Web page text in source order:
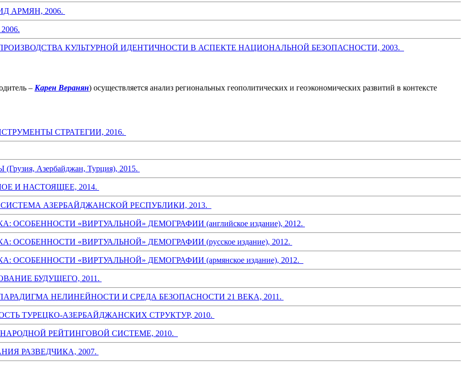
АРМЯН, 2006.
КУЛЬТУРНОЙ ИДЕНТИЧНОСТИ В АСПЕКТЕ НАЦИОНАЛЬНОЙ БЕЗОПАСНОСТИ, 2003.
– Карен Веранян) осуществляется анализ региональных геополитических и геоэкономических развитий в контексте
СТРАТЕГИИ, 2016.
Азербайджан, Турция), 2015.
И НАСТОЯЩЕЕ, 2014.
АЗЕРБАЙДЖАНСКОЙ РЕСПУБЛИКИ, 2013.
«ВИРТУАЛЬНОЙ» ДЕМОГРАФИИ (английское издание), 2012.
«ВИРТУАЛЬНОЙ» ДЕМОГРАФИИ (русское издание), 2012.
«ВИРТУАЛЬНОЙ» ДЕМОГРАФИИ (армянское издание), 2012.
БУДУЩЕГО, 2011.
НЕЛИНЕЙНОСТИ И СРЕДА БЕЗОПАСНОСТИ 21 ВЕКА, 2011.
ТУРЕЦКО-АЗЕРБАЙДЖАНСКИХ СТРУКТУР, 2010.
РЕЙТИНГОВОЙ СИСТЕМЕ, 2010.
РАЗВЕДЧИКА, 2007.